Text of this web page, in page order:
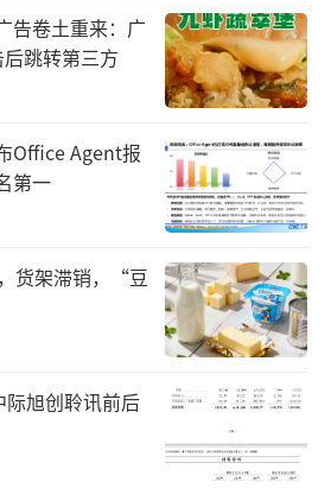
人这样告诉陆玖商业评论，
断的核心依据，来源于小红
和流量的长尾效应。只要内
能被用户搜索到，抑或是契
么流量和互动转化，大概率
播客对接群后，陆玖商业评
设想的播客形式，或许跟播
上，小红书要求入驻的播
模，在小宇宙（一款播客A
告卷土重来：广
跳转第三方
Office Agent报
第一
货架滞销，“豆
旭创聆讯前后